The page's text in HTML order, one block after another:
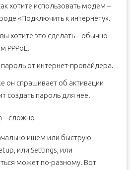
хотите использовать модем –
«Подключить к интернету».
хотите это сделать – обычно
PPPoE.
от интернет-провайдера.
он спрашивает об активации
создать пароль для нее.
– сложно
ищем или быструю
или Settings, или
может по-разному. Вот